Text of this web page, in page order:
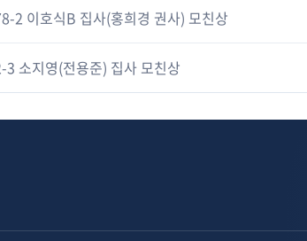
2 이호식B 집사(홍희경 권사) 모친상
3 소지영(전용준) 집사 모친상